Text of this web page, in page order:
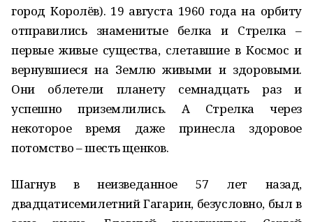
город Королёв). 19 августа 1960 года на орбиту
отправились знаменитые белка и Стрелка –
первые живые существа, слетавшие в Космос и
вернувшиеся на Землю живыми и здоровыми.
Они облетели планету семнадцать раз и
успешно приземлились. А Стрелка через
некоторое время даже принесла здоровое
потомство – шесть щенков.
Шагнув в неизведанное 57 лет назад,
двадцатисемилетний Гагарин, безусловно, был в